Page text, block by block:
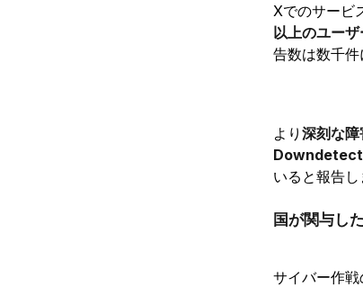
Xでのサービ
以上のユーザ
告数は数千件
より 深刻な障
いると報告し
国が関与し
サイバー作